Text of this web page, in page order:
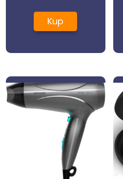
Kup